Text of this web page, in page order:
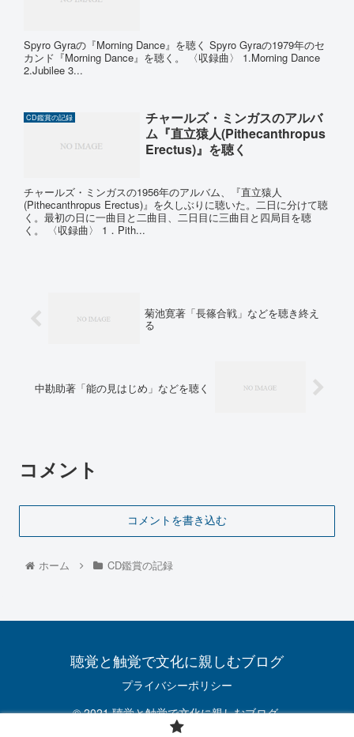
Spyro Gyraの『Morning Dance』を聴く Spyro Gyraの1979年のセ
カンド『Morning Dance』を聴く。 〈収録曲〉 1.Morning Dance
2.Jubilee 3...
CD鑑賞の記録
チャールズ・ミンガスのアルバ
ム『直立猿人(Pithecanthropus
Erectus)』を聴く
チャールズ・ミンガスの1956年のアルバム、『直立猿人
(Pithecanthropus Erectus)』を久しぶりに聴いた。二日に分けて聴
く。最初の日に一曲目と二曲目、二日目に三曲目と四局目を聴
く。 〈収録曲〉 1．Pith...
菊池寛著「長篠合戦」などを聴き終え
る
中勘助著「能の見はじめ」などを聴く
コメント
コメントを書き込む
ホーム CD鑑賞の記録
聴覚と触覚で文化に親しむブログ
プライバシーポリシー
© 2021 聴覚と触覚で文化に親しむブログ.